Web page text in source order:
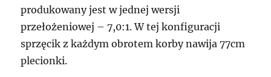
produkowany jest w jednej wersji
przełożeniowej – 7,0:1. W tej konfiguracji
sprzęcik z każdym obrotem korby nawija 77cm
plecionki.